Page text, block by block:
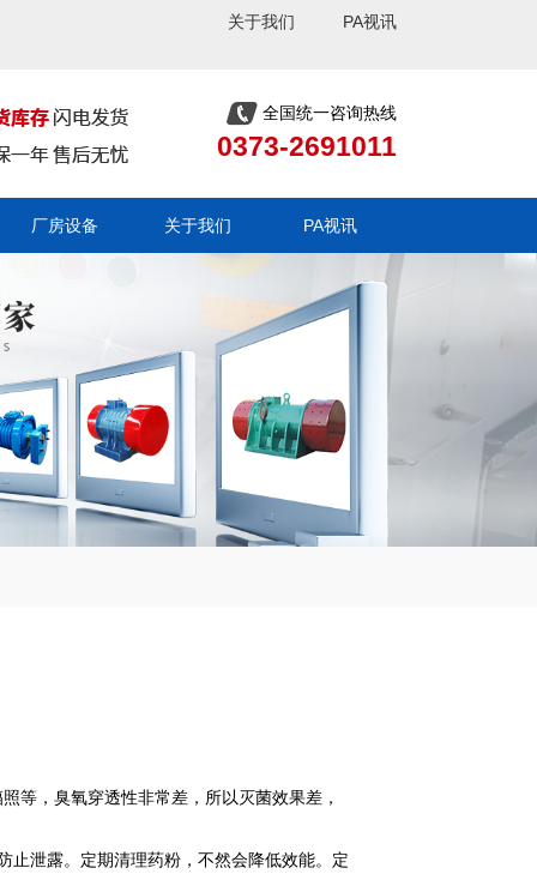
PA视讯
关于我们
全国统一咨询热线
0373-2691011
厂房设备 关于我们 PA视讯
等，臭氧穿透性非常差，所以灭菌效果差，
止泄露。定期清理药粉，不然会降低效能。定